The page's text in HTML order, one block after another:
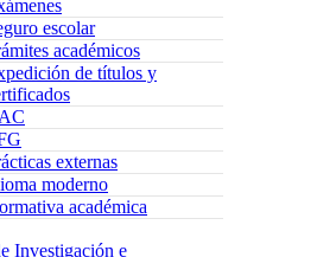
escolar
académicos
de títulos y
externas
moderno
académica
Investigación e